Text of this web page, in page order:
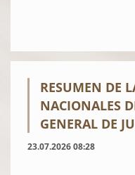
RESUMEN DE
NACIONALES
GENERAL DE
23.07.2026 08:28